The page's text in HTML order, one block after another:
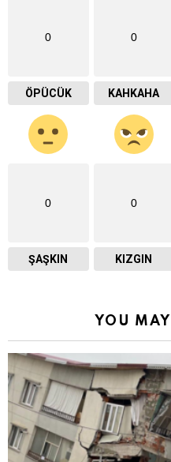
0
ÖPÜCÜK
0
KAHKAHA
0
ŞAŞKIN
0
KIZGIN
YOU